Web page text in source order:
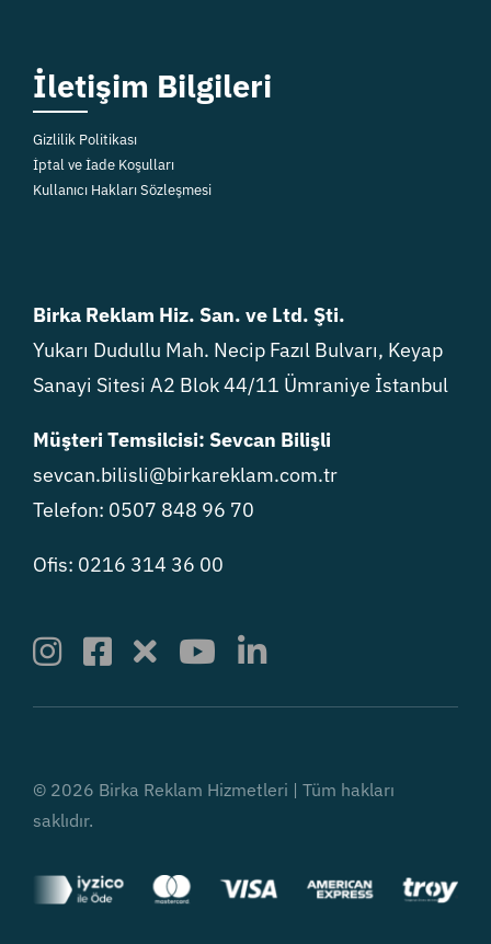
İletişim Bilgileri
Gizlilik Politikası
İptal ve İade Koşulları
Kullanıcı Hakları Sözleşmesi
Birka Reklam Hiz. San. ve Ltd. Şti.
Yukarı Dudullu Mah. Necip Fazıl Bulvarı, Keyap
Sanayi Sitesi A2 Blok 44/11 Ümraniye İstanbul
Müşteri Temsilcisi: Sevcan Bilişli
sevcan.bilisli@birkareklam.com.tr
Telefon: 0507 848 96 70
Ofis: 0216 314 36 00
© 2026 Birka Reklam Hizmetleri | Tüm hakları
saklıdır.